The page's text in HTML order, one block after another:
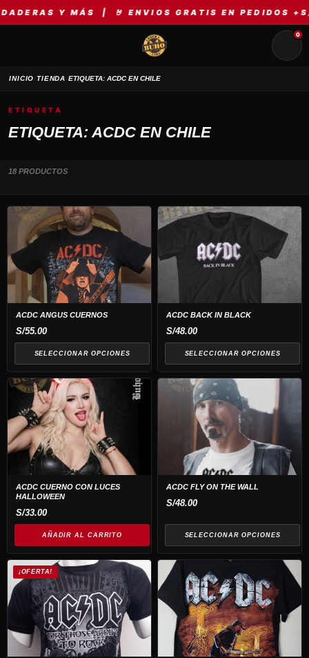
Y MÁS | 🤘 ENVIOS GRATIS EN PEDIDOS +S/
0
INICIO›TIENDA›ETIQUETA: ACDC EN CHILE
ETIQUETA
ETIQUETA: ACDC EN CHILE
18 PRODUCTOS
ACDC ANGUS CUERNOS
S/55.00
SELECCIONAR OPCIONES
Este
producto
tiene
múltiples
variantes.
opciones
se
pueden
elegir
en
página
de
producto
ACDC BACK IN BLACK
S/48.00
SELECCIONAR OPCIONES
Este
producto
múltiples
variantes.
opciones
se
pueden
elegir
en
producto
ACDC CUERNO CON LUCES
HALLOWEEN
S/33.00
AÑADIR AL CARRITO
ACDC FLY ON THE WALL
S/48.00
SELECCIONAR OPCIONES
Este
producto
múltiples
variantes.
opciones
se
elegir
en
página
de
producto
¡OFERTA!
Este
producto
tiene
múltiples
variantes.
Las